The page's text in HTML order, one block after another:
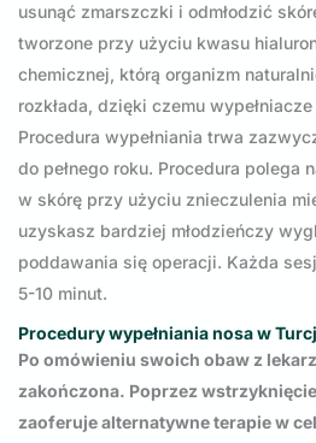
usunąć zmarszczki i odmłodzić
tworzone przy użyciu kwasu
chemicznej, którą organizm
rozkłada, dzięki czemu
Procedura wypełniania trwa
do pełnego roku. Procedura polega
w skórę przy użyciu znieczulenia
uzyskasz bardziej młodzieńczy
poddawania się operacji. Każda
5-10 minut.
Procedury wypełniania nosa w
Po omówieniu swoich obaw z
zakończona. Poprzez
zaoferuje alternatywne terapie w